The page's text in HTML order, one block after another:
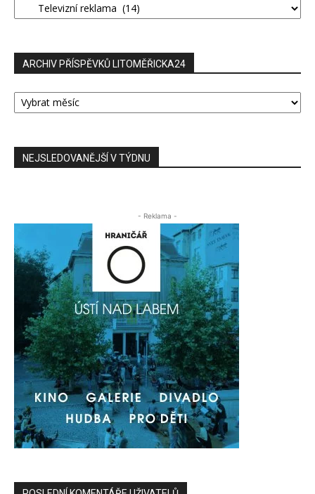
PŘÍSPĚVKŮ
ARCHIV PŘÍSPĚVKŮ LITOMĚŘICKA24
ARCHIV
PŘÍSPĚVKŮ
NEJSLEDOVANĚJŠÍ V TÝDNU
- Reklama -